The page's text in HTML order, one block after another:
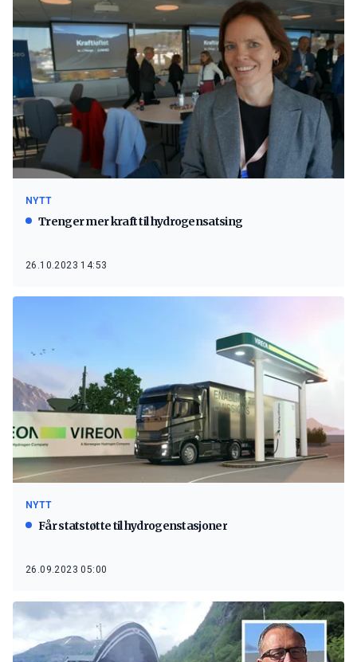
NYTT
Trenger mer kraft til hydrogensatsing
26.10.2023 14:53
NYTT
Får statstøtte til hydrogenstasjoner
26.09.2023 05:00